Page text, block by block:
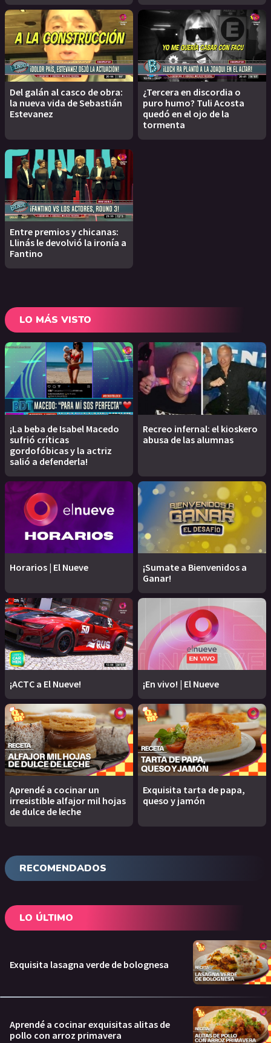
Del galán al casco de obra:
la nueva vida de Sebastián
Estevanez
¿Tercera en discordia o
puro humo? Tuli Acosta
quedó en el ojo de la
tormenta
Entre premios y chicanas:
Llinás le devolvió la ironía a
Fantino
LO MÁS VISTO
¡La beba de Isabel Macedo
sufrió críticas
gordofóbicas y la actriz
salió a defenderla!
Recreo infernal: el kioskero
abusa de las alumnas
Horarios | El Nueve
¡Sumate a Bienvenidos a
Ganar!
¡ACTC a El Nueve! ¡En vivo! | El Nueve
Aprendé a cocinar un
irresistible alfajor mil hojas
de dulce de leche
Exquisita tarta de papa,
queso y jamón
RECOMENDADOS
LO ÚLTIMO
Exquisita lasagna verde de bolognesa
Aprendé a cocinar exquisitas alitas de
pollo con arroz primavera